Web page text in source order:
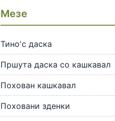
Мезе
Тино'с даска
Пршута даска со кашкавал
Похован кашкавал
Поховани зденки